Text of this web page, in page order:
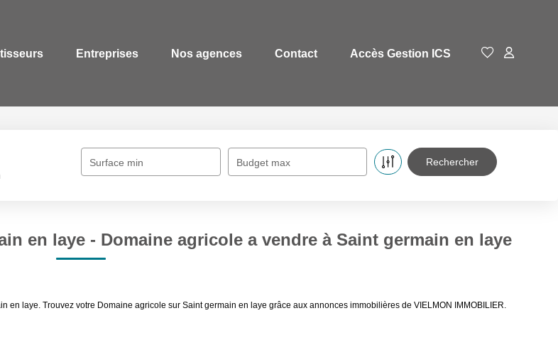
Entreprises Nos agences Contact Accès Gestion ICS
Surface min Budget max
en laye - Domaine agricole a vendre à Saint germain en laye
laye. Trouvez votre Domaine agricole sur Saint germain en laye grâce aux annonces immobilières de VIELMON IMMOBILIER.